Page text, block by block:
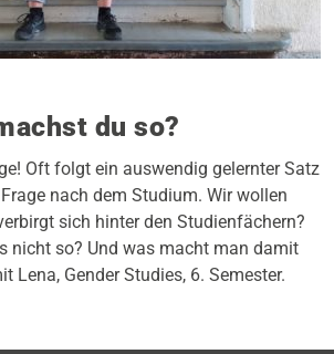
du so?
Oft folgt ein auswendig gelernter Satz
nach dem Studium. Wir wollen
sich hinter den Studienfächern?
nicht so? Und was macht man damit
Lena, Gender Studies, 6. Semester.